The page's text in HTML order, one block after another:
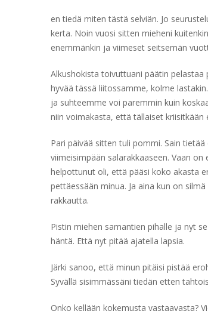
en tiedä miten tästä selviän. Jo
kerta. Noin vuosi sitten mieheni
enemmänkin ja viimeset seitsemän
Alkushokista toivuttuani päätin
hyvää tässä liitossamme, kolme
ja suhteemme voi paremmin kuin
niin voimakasta, että tällaiset kriisitkään
Pari päivää sitten tuli pommi. Sain
viimeisimpään salarakkaaseen. Vaan
helpottunut oli, että pääsi koko akasta
pettäessään minua. Ja aina kun on
rakkautta.
Pistin miehen samantien pihalle ja nyt
häntä. Että nyt pitää ajatella lapsia.
Järki sanoo, että minun pitäisi pistää
Syvällä sisimmässäni tiedän etten
Onko kellään kokemusta vastaavasta?